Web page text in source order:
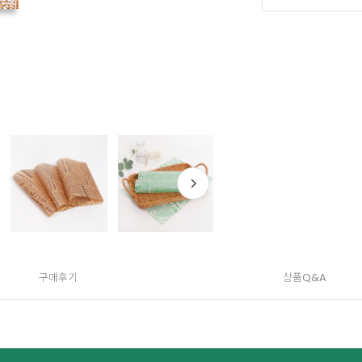
구매후기 상품Q&A